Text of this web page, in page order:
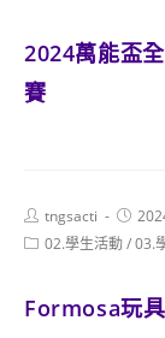
2024萬能盃
賽
Post
author:
tngsacti
Post
Post02.學生活動/03.
Formosa玩